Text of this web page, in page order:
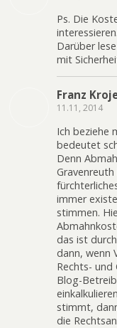
Ps. Die
Darüber
mit
Franz
11.11, 2014
Ich beziehe
bedeutet
Denn
immer
stimmen.
das ist
dann, wenn
Rechts- und
Blog-
stimmt,
die